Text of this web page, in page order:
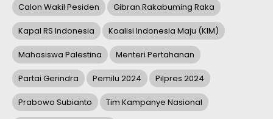
Calon Wakil Pesiden Gibran Rakabuming Raka
Kapal RS Indonesia Koalisi Indonesia Maju (KIM)
Mahasiswa Palestina Menteri Pertahanan
Partai Gerindra Pemilu 2024 Pilpres 2024
Prabowo Subianto Tim Kampanye Nasional